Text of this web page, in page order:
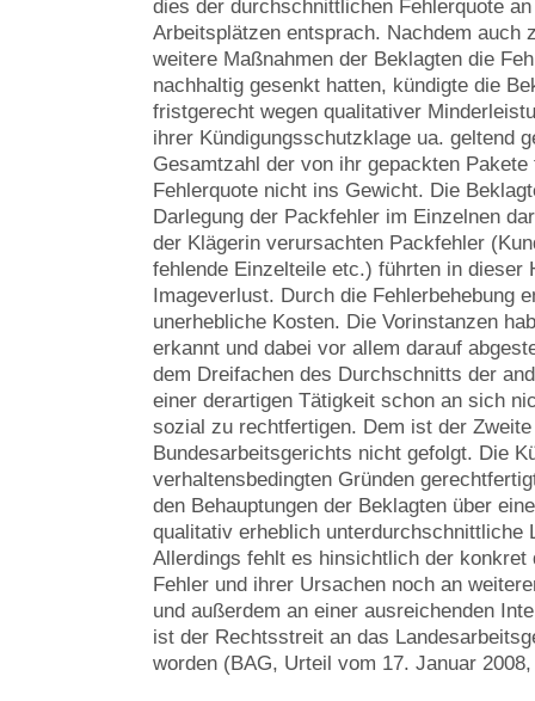
dies der durchschnittlichen Fehlerquote
Arbeitsplätzen entsprach. Nachdem auch
weitere Maßnahmen der Beklagten die
nachhaltig gesenkt hatten, kündigte die
fristgerecht wegen qualitativer
ihrer Kündigungsschutzklage ua. geltend
Gesamtzahl der von ihr gepackten
Fehlerquote nicht ins Gewicht. Die
Darlegung der Packfehler im Einzelnen
der Klägerin verursachten Packfehler
fehlende Einzelteile etc.) führten in dieser
Imageverlust. Durch die Fehlerbehebung
unerhebliche Kosten. Die Vorinstanzen
erkannt und dabei vor allem darauf
dem Dreifachen des Durchschnitts der
einer derartigen Tätigkeit schon an sich
sozial zu rechtfertigen. Dem ist der
Bundesarbeitsgerichts nicht gefolgt. Die
verhaltensbedingten Gründen
den Behauptungen der Beklagten über
qualitativ erheblich unterdurchschnittliche
Allerdings fehlt es hinsichtlich der konkret
Fehler und ihrer Ursachen noch an
und außerdem an einer ausreichenden
ist der Rechtsstreit an das
worden (BAG, Urteil vom 17. Januar